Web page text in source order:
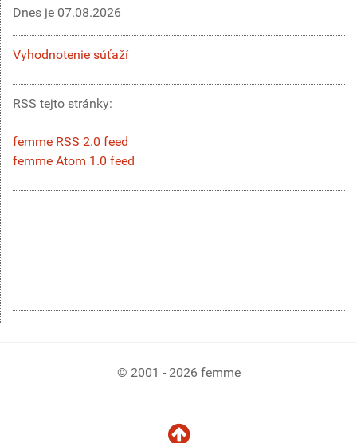
Dnes je 07.08.2026
Vyhodnotenie súťaží
RSS tejto stránky:
femme RSS 2.0 feed
femme Atom 1.0 feed
© 2001 - 2026 femme